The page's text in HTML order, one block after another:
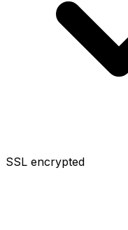
SSL encrypted